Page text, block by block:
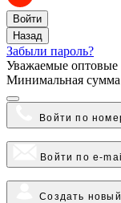
Войти
Назад
Забыли пароль?
Уважаемые оптовые
Минимальная сумма
Войти по
Войти по e-
Создать